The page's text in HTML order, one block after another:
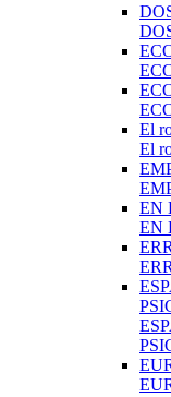
El
El
EN
EN